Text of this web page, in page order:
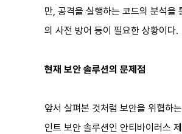
만, 공격을 실행하는 코드의 분석을
의 사전 방어 등이 필요한 상황이다.
현재 보안 솔루션의 문제점
앞서 살펴본 것처럼 보안을 위협하
인트 보안 솔루션인 안티바이러스